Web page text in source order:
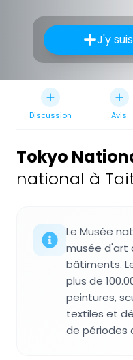
J'y
Discussion Avis
Tokyo
national à
Le Musée
musée d'art
bâtiments.
plus de
peintures,
textiles et
de périodes